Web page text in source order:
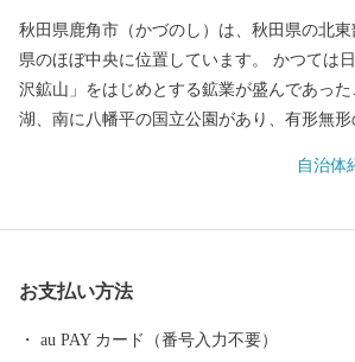
秋田県鹿角市（かづのし）は、秋田県の北
県のほぼ中央に位置しています。 かつては
沢鉱山」をはじめとする鉱業が盛んであっ
湖、南に八幡平の国立公園があり、有形無形
らには「大湯環状列石」(世界文化遺産「北
跡群」の構成資産の一つ)がある「世界遺産
自治体
お支払い方法
au PAY カード（番号入力不要）